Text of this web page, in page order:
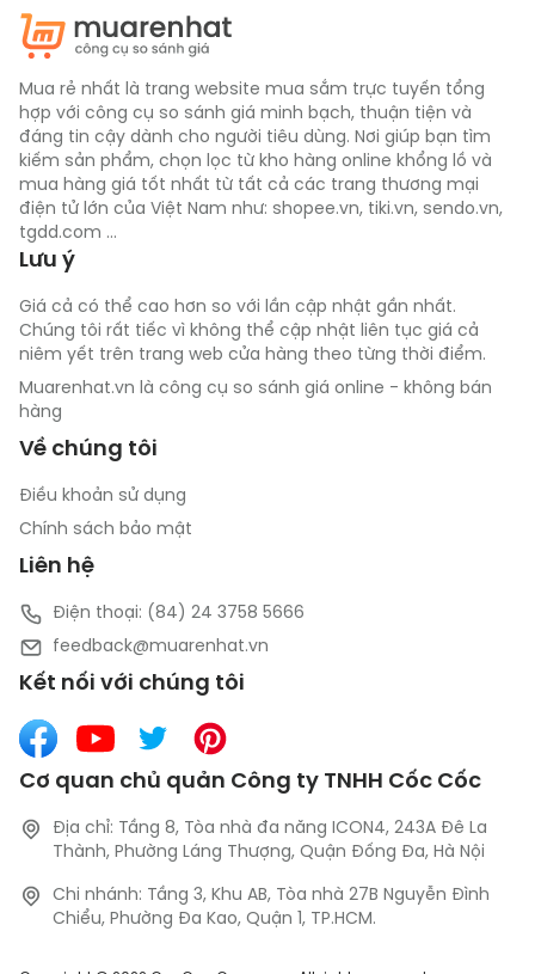
Mua rẻ nhất là trang website mua sắm trực tuyến tổng
hợp với công cụ so sánh giá minh bạch, thuận tiện và
đáng tin cậy dành cho người tiêu dùng. Nơi giúp bạn tìm
kiếm sản phẩm, chọn lọc từ kho hàng online khổng lồ và
mua hàng giá tốt nhất từ tất cả các trang thương mại
điện tử lớn của Việt Nam như: shopee.vn, tiki.vn, sendo.vn,
tgdd.com ...
Về chúng tôi
Điều khoản sử dụng
Chính sách bảo mật
Liên hệ
Điện thoại: (84) 24 3758 5666
feedback@muarenhat.vn
Kết nối với chúng tôi
Cơ quan chủ quản Công ty TNHH Cốc Cốc
Địa chỉ: Tầng 8, Tòa nhà đa năng ICON4, 243A Đê La
Thành, Phường Láng Thượng, Quận Đống Đa, Hà Nội
Chi nhánh: Tầng 3, Khu AB, Tòa nhà 27B Nguyễn Đình
Chiểu, Phường Đa Kao, Quận 1, TP.HCM.
Lưu ý
Giá cả có thể cao hơn so với lần cập nhật gần nhất.
Chúng tôi rất tiếc vì không thể cập nhật liên tục giá cả
niêm yết trên trang web cửa hàng theo từng thời điểm.
Muarenhat.vn là công cụ so sánh giá online - không bán
hàng